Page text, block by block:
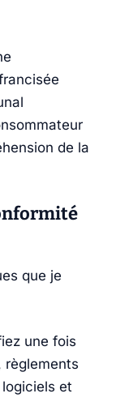
de la
que je
une fois
règlements
logiciels et